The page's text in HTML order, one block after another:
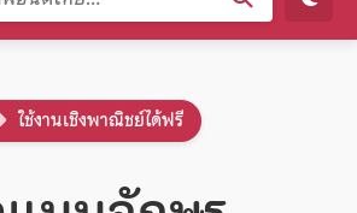
ใช้งานเชิงพาณิชย์ได้ฟรี